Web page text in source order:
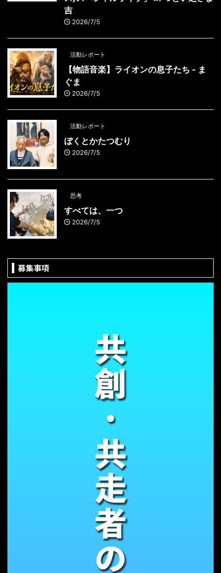
吉
2026/7/5
活動レポート
【物語音楽】ライオンの息子たち - ま
ぐま
2026/7/5
活動レポート
ぼくとかたつむり
2026/7/5
思考
すべては、一つ
2026/7/5
募集事項